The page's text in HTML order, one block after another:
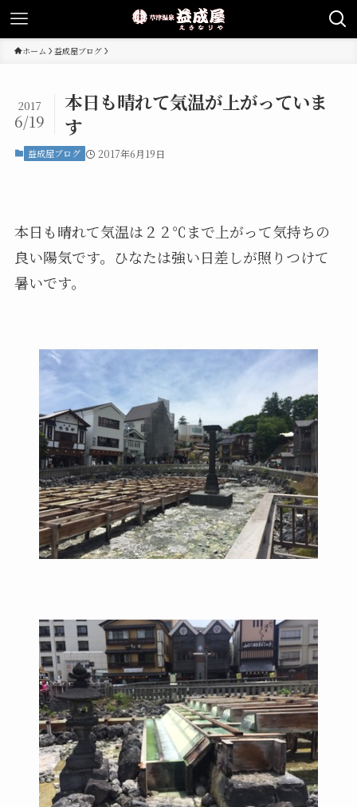
ホーム 益成屋ブログ
本日も晴れて気温が上がっていま
す
2017
6/19
益成屋ブログ 2017年6月19日
本日も晴れて気温は２２℃まで上がって気持ちの
良い陽気です。ひなたは強い日差しが照りつけて
暑いです。